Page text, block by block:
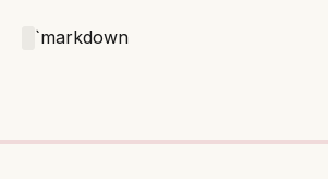
`markdown